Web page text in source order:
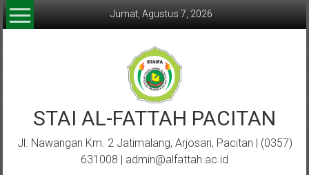
Lompat
ke
Jumat, Agustus 7, 2026
STAI AL-FATTAH PACITAN
Jl. Nawangan Km. 2 Jatimalang, Arjosari, Pacitan | (0357)
631008 | admin@alfattah.ac.id